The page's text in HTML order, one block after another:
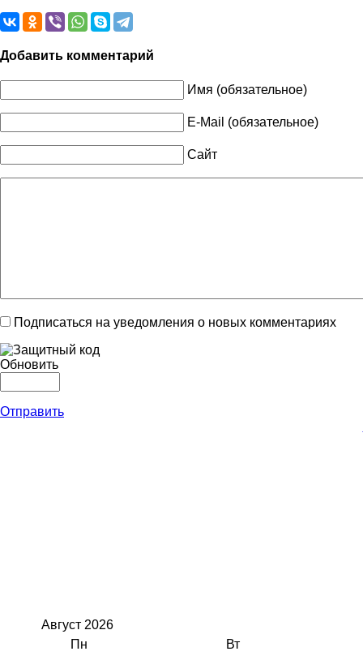
Добавить комментарий
Имя (обязательное)
E-Mail (обязательное)
Сайт
Подписаться на уведомления о новых комментариях
Обновить
Отправить
Август 2026
Пн
Вт